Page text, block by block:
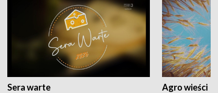
Sera warte Agro wieści